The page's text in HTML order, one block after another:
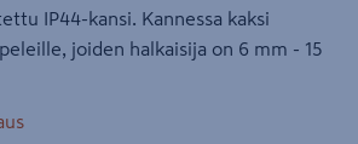
IP44-kansi. Kannessa kaksi
joiden halkaisija on 6 mm - 15